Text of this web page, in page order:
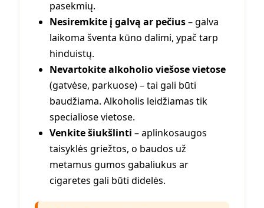
pasekmių.
Nesiremkite į galvą ar pečius– galva
laikoma šventa kūno dalimi, ypač tarp
hinduistų.
Nevartokite alkoholio viešose vietose
(gatvėse, parkuose) – tai gali būti
baudžiama. Alkoholis leidžiamas tik
specialiose vietose.
Venkite šiukšlinti – aplinkosaugos
taisyklės griežtos, o baudos už
metamus gumos gabaliukus ar
cigaretes gali būti didelės.